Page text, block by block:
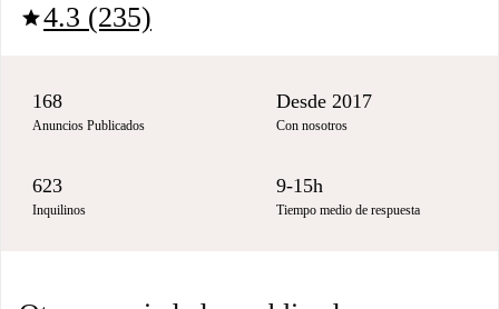
star4.3 (235)
168
Anuncios Publicados
Desde 2017
Con nosotros
623
Inquilinos
9-15h
Tiempo medio de respuesta